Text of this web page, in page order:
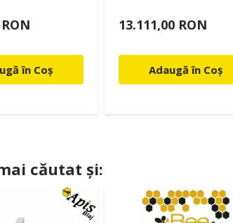
în Coș
13.111,00 RON
Adaugă în Coș
căutat și: